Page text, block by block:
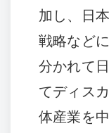
加し、日
戦略など
分かれて
てディス
体産業を